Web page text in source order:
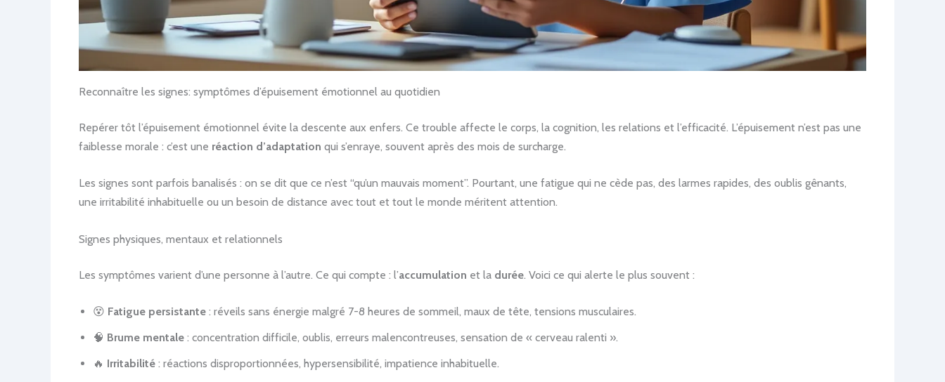
Reconnaître les signes: symptômes d’épuisement émotionnel au quotidien
Repérer tôt l’épuisement émotionnel évite la descente aux enfers. Ce trouble affecte le corps, la cognition, les relations et l’efficacité. L’épuisement n’est pas une
faiblesse morale : c’est une réaction d’adaptation qui s’enraye, souvent après des mois de surcharge.
Les signes sont parfois banalisés : on se dit que ce n’est “qu’un mauvais moment”. Pourtant, une fatigue qui ne cède pas, des larmes rapides, des oublis gênants,
une irritabilité inhabituelle ou un besoin de distance avec tout et tout le monde méritent attention.
Signes physiques, mentaux et relationnels
Les symptômes varient d’une personne à l’autre. Ce qui compte : l’accumulation et la durée. Voici ce qui alerte le plus souvent :
😵 Fatigue persistante : réveils sans énergie malgré 7-8 heures de sommeil, maux de tête, tensions musculaires.
🧠 Brume mentale : concentration difficile, oublis, erreurs malencontreuses, sensation de « cerveau ralenti ».
🔥 Irritabilité : réactions disproportionnées, hypersensibilité, impatience inhabituelle.